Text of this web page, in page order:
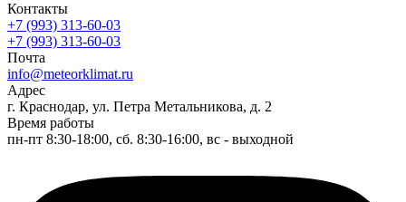
Контакты
+7 (993) 313-60-03
+7 (993) 313-60-03
Почта
info@meteorklimat.ru
Адрес
г. Краснодар, ул. Петра Метальникова, д. 2
Время работы
пн-пт 8:30-18:00, сб. 8:30-16:00, вс - выходной